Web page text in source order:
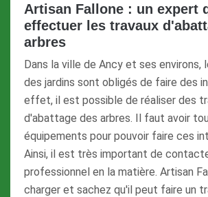
Artisan Fallone : un expert
effectuer les travaux
arbres
Dans la ville de Ancy et ses environs,
des jardins sont obligés de faire des
effet, il est possible de réaliser des
d'abattage des arbres. Il faut avoir
équipements pour pouvoir faire ces
Ainsi, il est très important de
professionnel en la matière. Artisan
charger et sachez qu'il peut faire un